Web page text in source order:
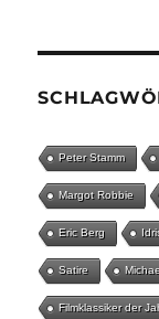
Peter Stamm
Margot Robbie
Eric Berg
Satire
Filmklassiker der